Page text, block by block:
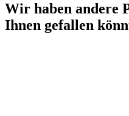
Wir haben andere
Ihnen gefallen